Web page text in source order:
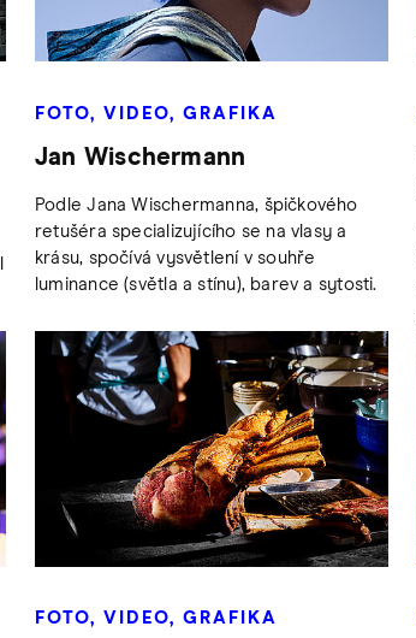
FOTO, VIDEO, GRAFIKA
Jan Wischermann
Podle Jana Wischermanna, špičkového
retušéra specializujícího se na vlasy a
krásu, spočívá vysvětlení v souhře
luminance (světla a stínu), barev a sytosti.
FOTO, VIDEO, GRAFIKA